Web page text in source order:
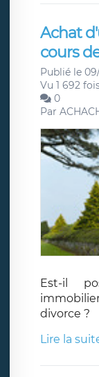
Achat
cours
Publié le
Vu 1 692
0
Par
Est-il
divorce ?
Lire la